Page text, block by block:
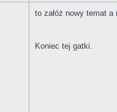
to załóż nowy temat
Koniec tej gatki.